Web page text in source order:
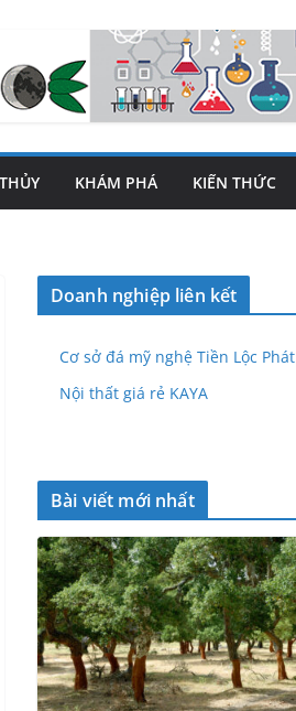
KHÁM PHÁ KIẾN THỨC
Doanh nghiệp liên kết
Cơ sở đá mỹ nghệ Tiền Lộc Phát
Nội thất giá rẻ KAYA
Bài viết mới nhất